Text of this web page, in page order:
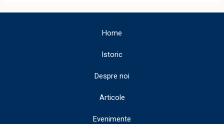
ITALIA
Home
Istoric
Despre noi
Articole
Evenimente